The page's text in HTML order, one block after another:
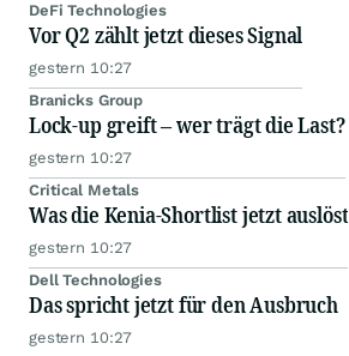
DeFi Technologies
Vor Q2 zählt jetzt dieses Signal
gestern 10:27
Branicks Group
Lock-up greift – wer trägt die Last?
gestern 10:27
Critical Metals
Was die Kenia-Shortlist jetzt auslöst
gestern 10:27
Dell Technologies
Das spricht jetzt für den Ausbruch
gestern 10:27